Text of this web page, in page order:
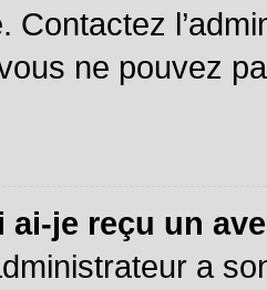
Contactez
ne pouvez
ai-je reçu un
a